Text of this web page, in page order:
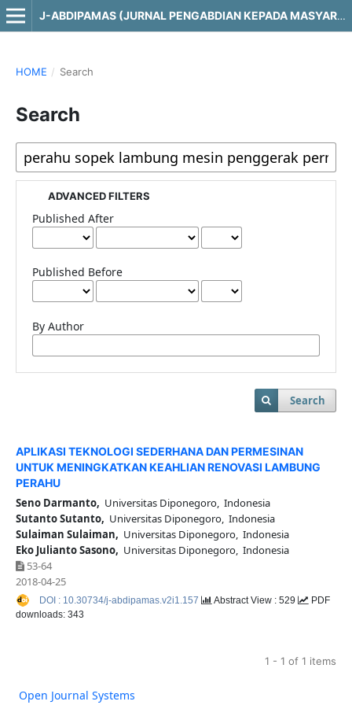
J-ABDIPAMAS (JURNAL PENGABDIAN KEPADA MASYARAKAT)
HOME / Search
Search
ADVANCED FILTERS
Published After
Published Before
By Author
Search
APLIKASI TEKNOLOGI SEDERHANA DAN PERMESINAN
UNTUK MENINGKATKAN KEAHLIAN RENOVASI LAMBUNG
PERAHU
Seno Darmanto, Universitas Diponegoro, Indonesia
Sutanto Sutanto, Universitas Diponegoro, Indonesia
Sulaiman Sulaiman, Universitas Diponegoro, Indonesia
Eko Julianto Sasono, Universitas Diponegoro, Indonesia
53-64
2018-04-25
DOI : 10.30734/j-abdipamas.v2i1.157 Abstract View : 529
PDF
downloads: 343
1 - 1 of 1 items
Open Journal Systems